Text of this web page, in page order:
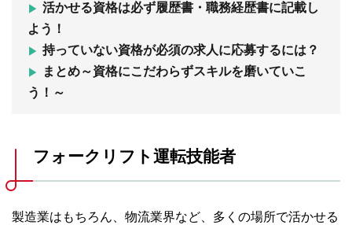
活かせる資格は必ず履歴書・職務経歴書に記載し
よう！
持っていない資格が必須の求人に応募するには？
まとめ～資格にこだわらずスキルを磨いていこ
う！～
フォークリフト運転技能者
製造業はもちろん、物流業界など、多くの場所で活かせる